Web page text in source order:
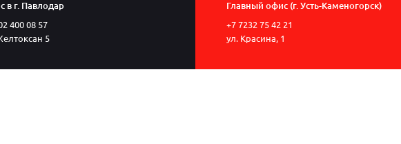
в г. Павлодар
400 08 57
5
Главный офис (г. Усть-Каменогорск)
+7 7232 75 42 21
ул. Красина, 1